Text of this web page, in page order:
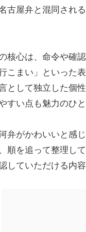
古屋弁と混同され
核心は、命令や確
こまい」といった
として独立した個
すい点も魅力のひと
弁がかわいいと感
順を追って整理し
していただける内容